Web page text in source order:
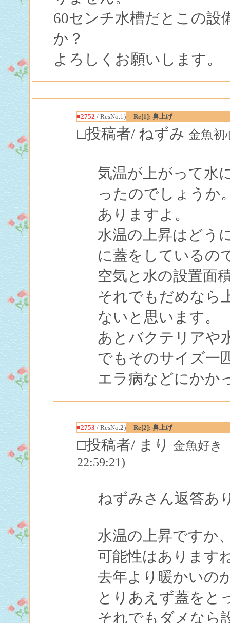
60センチ水槽だとこの設
か？
よろしくお願いします。
■2752 / ResNo.1) Re[1]: 鼻上げ
□投稿者/ ねずみ金魚初
気温が上がって水
ったのでしょうか
ありますよ。
水温の上昇はどう
に蓋をしているの
空気と水の設置面
それでもだめなら
ないと思います。
あとバクテリアや
でもそのサイズ一
エラ病などにかか
■2753 / ResNo.2) Re[2]: 鼻上げ
□投稿者/ まり金魚好き
22:59:21)
ねずみさん返答あ
水温の上昇ですか
可能性はあります
去年より暖かいの
とりあえず蓋をと
それでもダメなら